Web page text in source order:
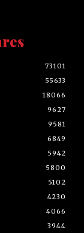
73101
55633
18066
9627
9581
6849
5942
5800
5102
4230
4066
3944